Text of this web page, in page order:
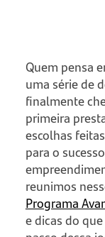
Quem pensa
uma série de
finalmente
primeira
escolhas
para o
reunimos
Programa
e dicas do